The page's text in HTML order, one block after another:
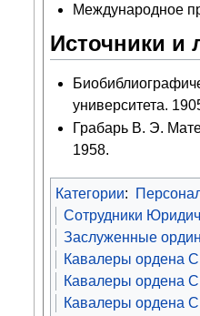
Международное
Источники и
университета.
Грабарь В. Э.
1958.
Категории:
Сотрудники
Заслуженные
Кавалеры ордена
Кавалеры ордена
Кавалеры ордена